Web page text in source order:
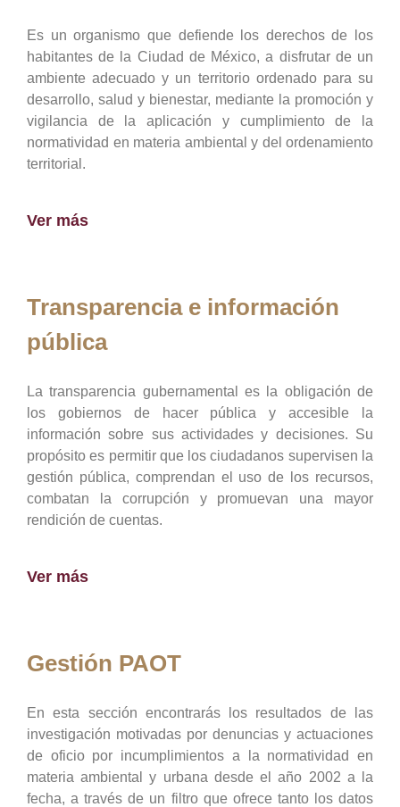
Es un organismo que defiende los derechos de los
habitantes de la Ciudad de México, a disfrutar de un
ambiente adecuado y un territorio ordenado para su
desarrollo, salud y bienestar, mediante la promoción y
vigilancia de la aplicación y cumplimiento de la
normatividad en materia ambiental y del ordenamiento
territorial.
Ver más
Transparencia e información
pública
La transparencia gubernamental es la obligación de
los gobiernos de hacer pública y accesible la
información sobre sus actividades y decisiones. Su
propósito es permitir que los ciudadanos supervisen la
gestión pública, comprendan el uso de los recursos,
combatan la corrupción y promuevan una mayor
rendición de cuentas.
Ver más
Gestión PAOT
En esta sección encontrarás los resultados de las
investigación motivadas por denuncias y actuaciones
de oficio por incumplimientos a la normatividad en
materia ambiental y urbana desde el año 2002 a la
fecha, a través de un filtro que ofrece tanto los datos